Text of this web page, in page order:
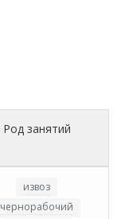
Род занятий
извоз
чернорабочий